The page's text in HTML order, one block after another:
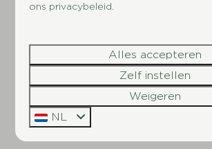
heidevelden. Culturele elementen
natuurgebied, wat het een dagje
hethele gezin! Je verveelt je geen
tijdens jouwvakantie nabij de
To do's in de omgeving⤵
ons privacybeleid.
Alles accepteren
Zelf instellen
Weigeren
NL